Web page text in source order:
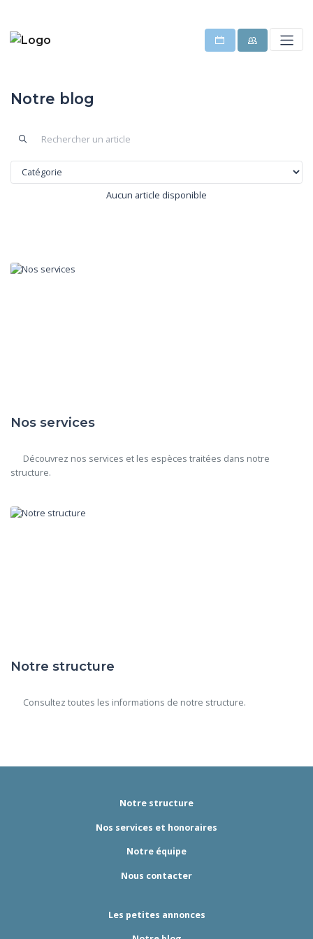
Notre blog
Aucun article disponible
Nos services
structure.
Notre structure
Notre structure
Nos services et honoraires
Notre équipe
Nous contacter
Les petites annonces